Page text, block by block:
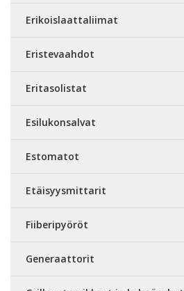
Erikoislaattaliimat
Eristevaahdot
Eritasolistat
Esilukonsalvat
Estomatot
Etäisyysmittarit
Fiiberipyöröt
Generaattorit